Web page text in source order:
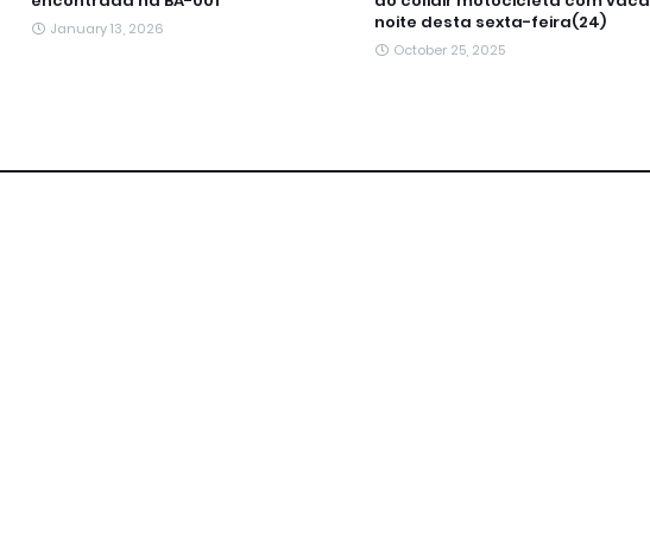
January 13, 2026
noite desta sexta-feira(24)
October 25, 2025